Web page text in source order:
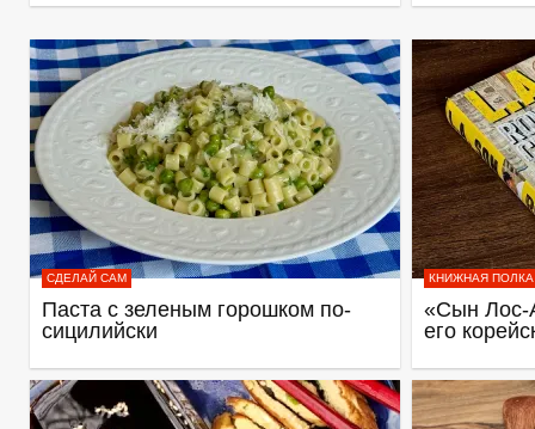
СДЕЛАЙ САМ
Паста с зеленым горошком по-
сицилийски
КНИЖНАЯ ПОЛКА
«Сын Лос-
его